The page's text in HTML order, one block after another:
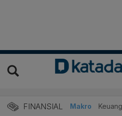
FINANSIAL Makro